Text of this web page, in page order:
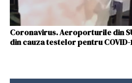
Coronavirus. Aeroporturile din
din cauza testelor pentru COVID-